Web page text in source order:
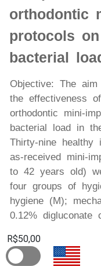
orthodontic
protocols
bacterial
Objective: The
the effectiveness
orthodontic mini-
bacterial load in
Thirty-nine
as-received mini-
to 42 years old)
four groups of
hygiene (M);
0.12% digluconate
R$50,00